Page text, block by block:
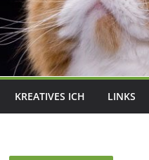
KREATIVES ICH LINKS